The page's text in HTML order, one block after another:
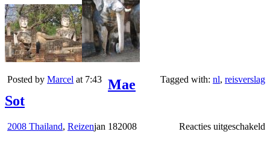
Posted by Marcel at 7:43 Tagged with: nl, reisverslag
Mae
Sot
2008 Thailand, Reizen Reacties uitgeschakeld
jan 182008